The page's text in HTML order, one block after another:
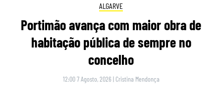
ALGARVE
Portimão avança com maior obra de
habitação pública de sempre no
concelho
12:00 7 Agosto, 2026 | Cristina Mendonça